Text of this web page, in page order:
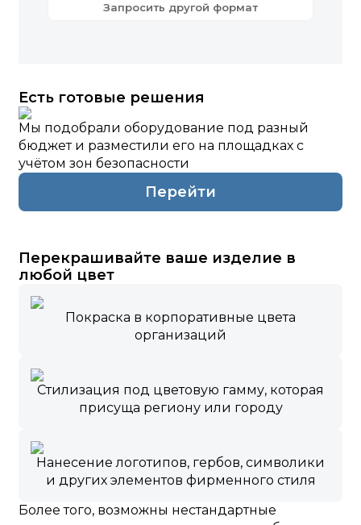
Запросить другой формат
Есть готовые решения
Мы подобрали оборудование под разный
бюджет и разместили его на площадках с
учётом зон безопасности
Перейти
Перекрашивайте ваше изделие в
любой цвет
Покраска в корпоративные цвета
организаций
Стилизация под цветовую гамму, которая
присуща региону или городу
Нанесение логотипов, гербов, символики
и других элементов фирменного стиля
Более того, возможны нестандартные